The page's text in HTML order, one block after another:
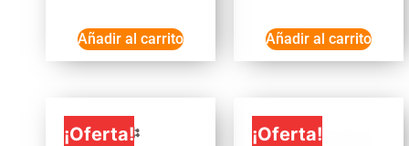
Añadir al carrito Añadir al carrito
¡Oferta! ¡Oferta!